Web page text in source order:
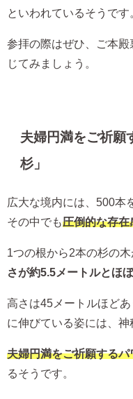
といわれているそうです
参拝の際はぜひ、ご本
じてみましょう。
夫婦円満をご祈願
杉」
広大な境内には、500本
その中でも圧倒的な存在
1つの根から2本の杉の
さが約5.5メートルとほ
高さは45メートルほど
に伸びている姿には、神
夫婦円満をご祈願するパ
るそうです。